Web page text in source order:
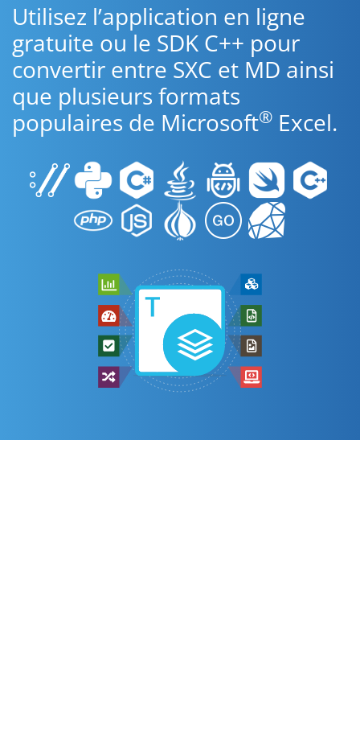
Utilisez l’application en ligne
gratuite ou le SDK C++ pour
convertir entre SXC et MD ainsi
que plusieurs formats
populaires de Microsoft® Excel.